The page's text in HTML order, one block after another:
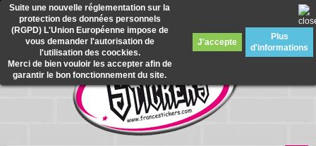
Suite une nouvelle réglementation sur la
protection des données personnels
(RGPD) L'Union Européenne impose de
vous demander l'autorisation de
l'utilisation des coockies.
Merci de bien vouloir les accepter afin de
garantir le bon fonctionnement du site.
J'accepte
Plus
d'informations